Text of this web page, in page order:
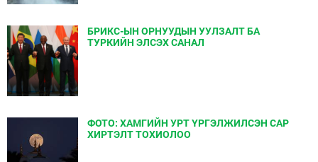
БРИКС-ЫН ОРНУУДЫН УУЛЗАЛТ БА
ТУРКИЙН ЭЛСЭХ САНАЛ
ФОТО: ХАМГИЙН УРТ ҮРГЭЛЖИЛСЭН САР
ХИРТЭЛТ ТОХИОЛОО